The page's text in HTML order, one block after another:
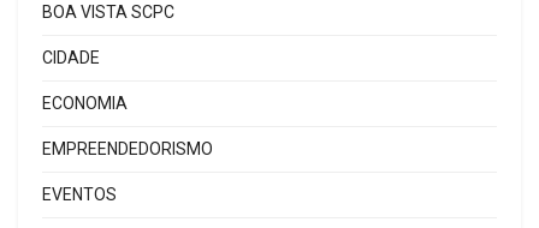
BOA VISTA SCPC
CIDADE
ECONOMIA
EMPREENDEDORISMO
EVENTOS